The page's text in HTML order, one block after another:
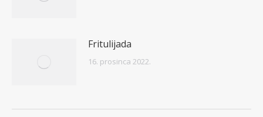
Fritulijada
16. prosinca 2022.